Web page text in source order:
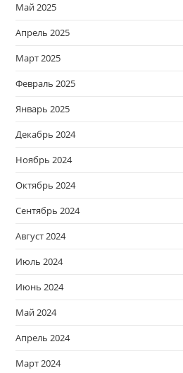
Май 2025
Апрель 2025
Март 2025
Февраль 2025
Январь 2025
Декабрь 2024
Ноябрь 2024
Октябрь 2024
Сентябрь 2024
Август 2024
Июль 2024
Июнь 2024
Май 2024
Апрель 2024
Март 2024